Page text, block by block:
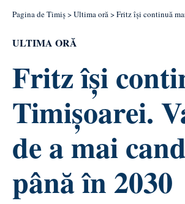
Pagina de Timiș>Ultima oră>Fritz își continuă
ULTIMA ORĂ
Fritz își
Timișoarei.
de a mai
până în 2030